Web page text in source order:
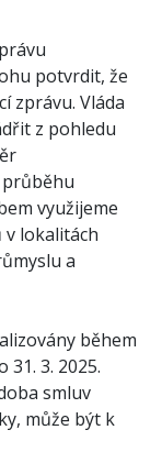
potvrdit, že
zprávu. Vláda
z pohledu
využijeme
v lokalitách
a
během
3. 2025.
smluv
může být k